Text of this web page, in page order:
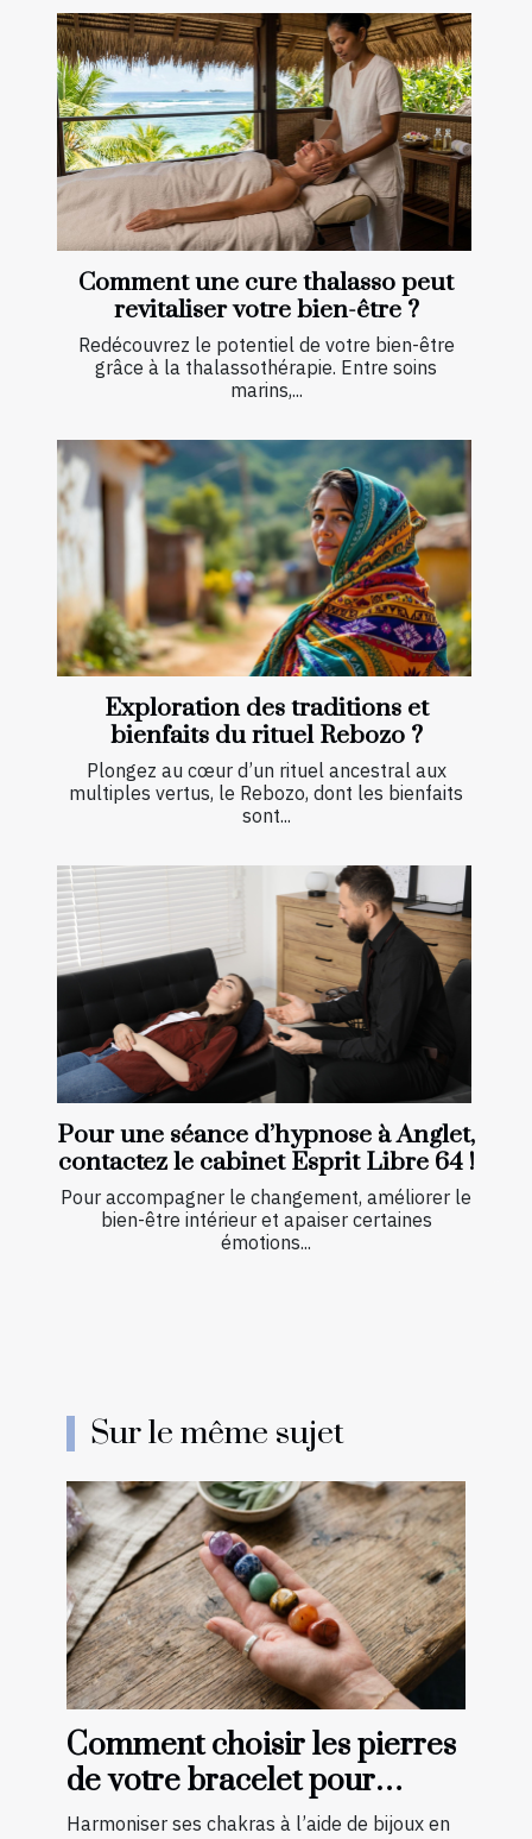
Comment une cure thalasso peut
revitaliser votre bien-être ?
Redécouvrez le potentiel de votre bien-être
grâce à la thalassothérapie. Entre soins
marins,...
Exploration des traditions et
bienfaits du rituel Rebozo ?
Plongez au cœur d’un rituel ancestral aux
multiples vertus, le Rebozo, dont les bienfaits
sont...
Pour une séance d’hypnose à Anglet,
contactez le cabinet Esprit Libre 64 !
Pour accompagner le changement, améliorer le
bien-être intérieur et apaiser certaines
émotions...
Sur le même sujet
Comment choisir les pierres
de votre bracelet pour
harmoniser vos chakras ?
Harmoniser ses chakras à l’aide de bijoux en